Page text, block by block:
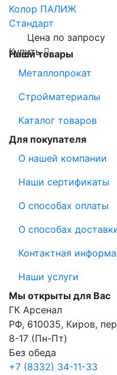
Колор ПАЛИЖ
Стандарт
Цена по запросу
Купить
Наши товары
Металлопрокат
Стройматериалы
Каталог товаров
Для покупателя
О нашей компании
Наши сертификаты
О способах оплаты
О способах
Контактная
Наши услуги
Мы открыты для Вас
ГК Арсенал
РФ, 610035, Киров,
8-17 (Пн-Пт)
Без обеда
+7 (8332) 34-11-33